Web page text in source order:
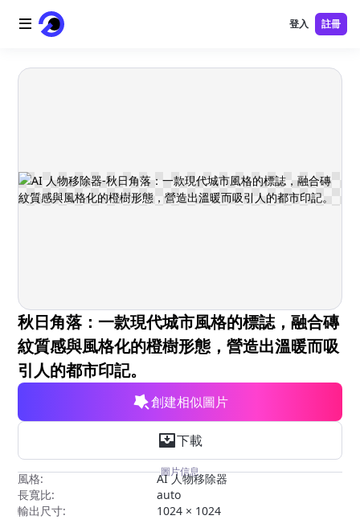
首頁
AI 視頻
免費工具
登入 註冊
秋日角落：一款現代城市風格的標誌，融合磚
紋質感與風格化的橙樹形態，營造出溫暖而吸
引人的都市印記。
創建相似圖片
下載
圖片信息
風格:
AI 人物移除器
長寬比:
auto
輸出尺寸:
1024 × 1024